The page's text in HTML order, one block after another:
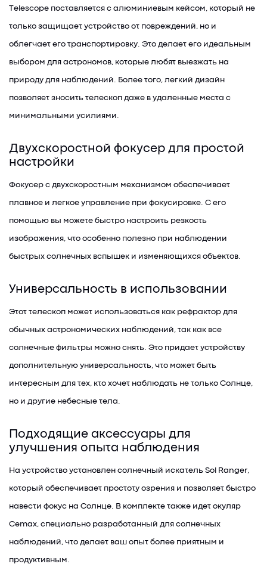
Тelescope поставляется с алюминиевым кейсом, который не
только защищает устройство от повреждений, но и
облегчает его транспортировку. Это делает его идеальным
выбором для астрономов, которые любят выезжать на
природу для наблюдений. Более того, легкий дизайн
позволяет зносить телескоп даже в удаленные места с
минимальными усилиями.
Двухскоростной фокусер для простой
настройки
Фокусер с двухскоростным механизмом обеспечивает
плавное и легкое управление при фокусировке. С его
помощью вы можете быстро настроить резкость
изображения, что особенно полезно при наблюдении
быстрых солнечных вспышек и изменяющихся объектов.
Универсальность в использовании
Этот телескоп может использоваться как рефрактор для
обычных астрономических наблюдений, так как все
солнечные фильтры можно снять. Это придает устройству
дополнительную универсальность, что может быть
интересным для тех, кто хочет наблюдать не только Солнце,
но и другие небесные тела.
Подходящие аксессуары для
улучшения опыта наблюдения
На устройство установлен солнечный искатель Sol Ranger,
который обеспечивает простоту озрения и позволяет быстро
навести фокус на Солнце. В комплекте также идет окуляр
Cemax, специально разработанный для солнечных
наблюдений, что делает ваш опыт более приятным и
продуктивным.